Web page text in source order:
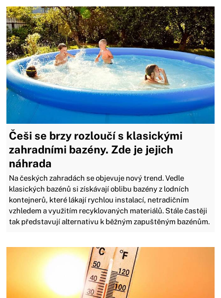
Češi se brzy rozloučí s klasickými
zahradními bazény. Zde je jejich
náhrada
Na českých zahradách se objevuje nový trend. Vedle
klasických bazénů si získávají oblibu bazény z lodních
kontejnerů, které lákají rychlou instalací, netradičním
vzhledem a využitím recyklovaných materiálů. Stále častěji
tak představují alternativu k běžným zapuštěným bazénům.